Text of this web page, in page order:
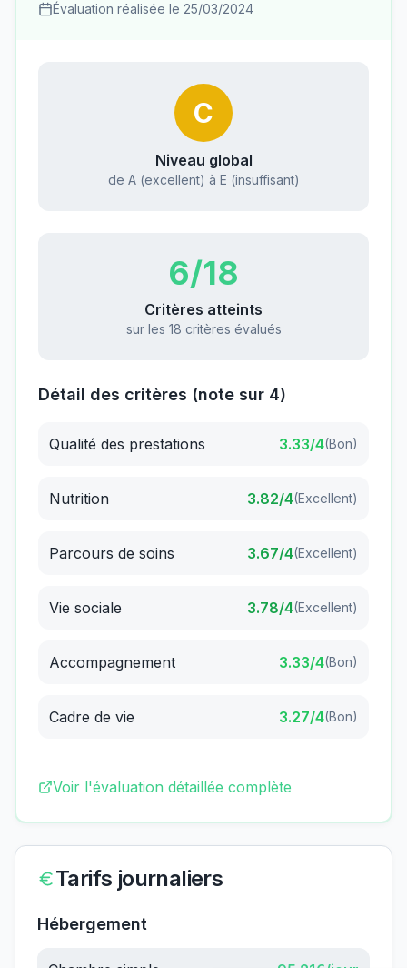
Évaluation réalisée le 25/03/2024
C
Niveau global
de A (excellent) à E (insuffisant)
6/18
Critères atteints
sur les 18 critères évalués
Détail des critères (note sur 4)
Qualité des prestations 3.33/4(Bon)
Nutrition 3.82/4(Excellent)
Parcours de soins 3.67/4(Excellent)
Vie sociale 3.78/4(Excellent)
Accompagnement 3.33/4(Bon)
Cadre de vie 3.27/4(Bon)
Voir l'évaluation détaillée complète
Tarifs journaliers
Hébergement